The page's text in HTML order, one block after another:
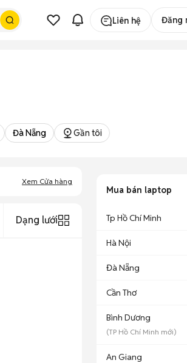
Liên hệ Đăng
Đà Nẵng Gần tôi
Xem Cửa hàng
Dạng lưới
Mua bán laptop
Tp Hồ Chí Minh
Hà Nội
Đà Nẵng
Cần Thơ
Bình Dương
(TP Hồ Chí Minh mới)
An Giang